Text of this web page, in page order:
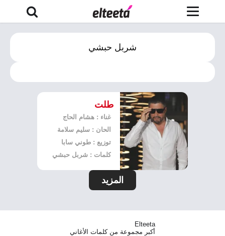
شربل حبشي
طلت
غناء : هشام الحاج
الحان : سليم سلامة
توزيع : طوني سابا
كلمات : شربل حبشي
المزيد
Elteeta
أكبر مجموعة من كلمات الأغاني